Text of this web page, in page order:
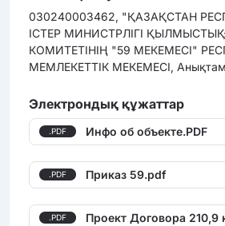
030240003462, "ҚАЗАҚСТАН
ІСТЕР МИНИСТРЛІГІ
КОМИТЕТІНІҢ "59 МЕКЕМЕСІ"
МЕМЛЕКЕТТІК МЕКЕМЕСІ,
Электрондық құжаттар
.PDF Инфо об объекте.PDF
.PDF Приказ 59.pdf
.PDF Проект Договора 210,9